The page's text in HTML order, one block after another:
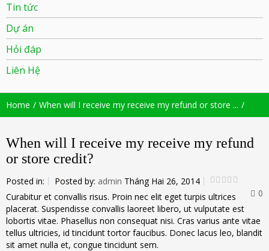
Tin tức
Dự án
Hỏi đáp
Liên Hệ
Home When will I receive my receive my refund or store ...
When will I receive my receive my refund
or store credit?
Posted in: Posted by: admin Tháng Hai 26, 2014
0
Curabitur et convallis risus. Proin nec elit eget turpis ultrices
placerat. Suspendisse convallis laoreet libero, ut vulputate est
lobortis vitae. Phasellus non consequat nisi. Cras varius ante vitae
tellus ultricies, id tincidunt tortor faucibus. Donec lacus leo, blandit
sit amet nulla et, congue tincidunt sem.